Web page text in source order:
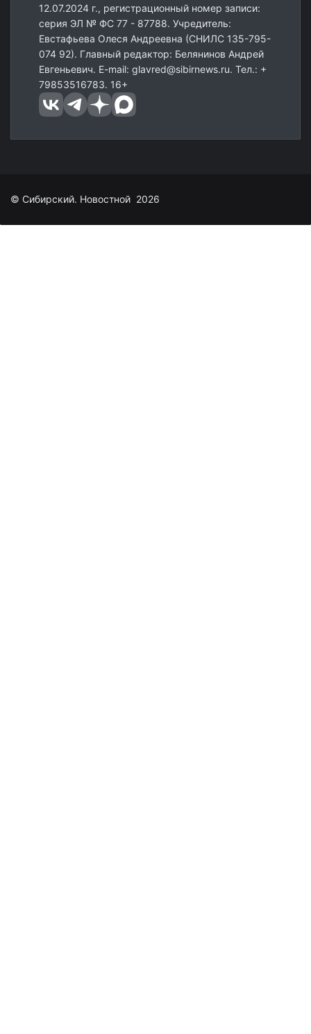
12.07.2024 г., регистрационный номер записи:
серия ЭЛ № ФС 77 - 87788. Учредитель:
Евстафьева Олеся Андреевна (СНИЛС 135-795-
074 92). Главный редактор: Белянинов Андрей
Евгеньевич. E-mail: glavred@sibirnews.ru. Тел.: +
79853516783. 16+
© Сибирский. Новостной 2026